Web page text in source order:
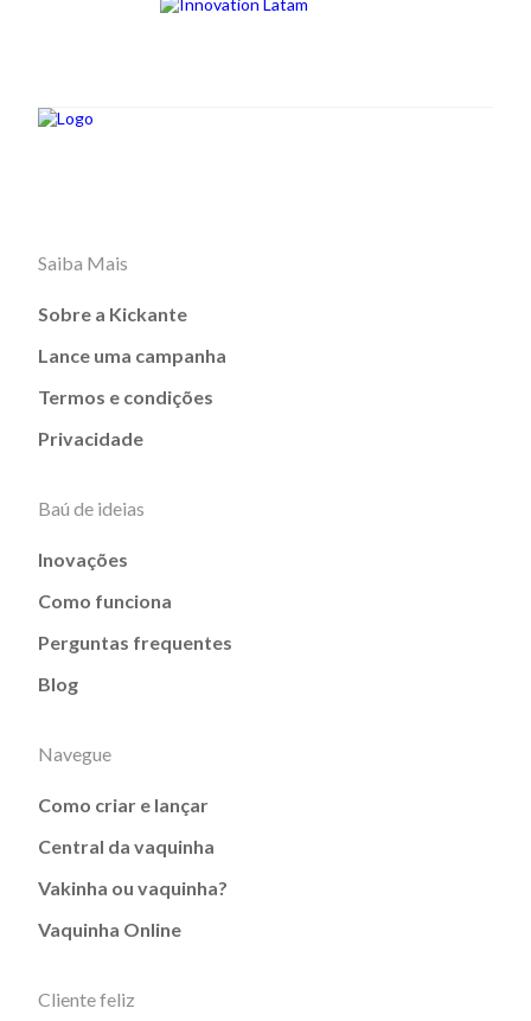
Saiba Mais
Sobre a Kickante
Lance uma campanha
Termos e condições
Privacidade
Baú de ideias
Inovações
Como funciona
Perguntas frequentes
Blog
Navegue
Como criar e lançar
Central da vaquinha
Vakinha ou vaquinha?
Vaquinha Online
Cliente feliz